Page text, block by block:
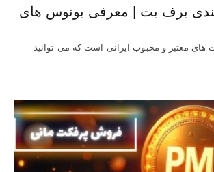
برف بت | معرفی بونوس‌ های
معتبر و محبوب ایرانی است که می توانید